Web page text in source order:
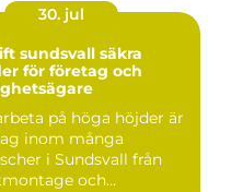
30. jul
sundsvall säkra
för företag och
på höga höjder är
inom många
i Sundsvall från
och